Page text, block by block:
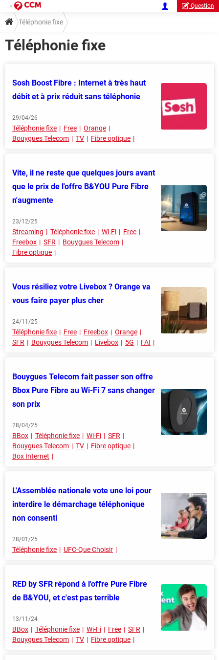
Question
Téléphonie fixe
Téléphonie fixe
Sosh Boost Fibre : Internet à très haut
débit et à prix réduit sans téléphonie
29/04/26
Téléphonie fixe Free
Orange
Bouygues Telecom
TV Fibre optique
Vite, il ne reste que quelques jours avant
que le prix de l'offre B&YOU Pure Fibre
n'augmente
23/12/25
Streaming Téléphonie fixe Wi-Fi
Free
Freebox
SFR
Bouygues Telecom
Fibre optique
Vous résiliez votre Livebox ? Orange va
vous faire payer plus cher
24/11/25
Téléphonie fixe Free Freebox
Orange
SFR
Bouygues Telecom Livebox 5G FAI
Bouygues Telecom fait passer son offre
Bbox Pure Fibre au Wi-Fi 7 sans changer
son prix
28/04/25
BBox Téléphonie fixe Wi-Fi
SFR
Bouygues Telecom
TV
Fibre optique
Box Internet
L'Assemblée nationale vote une loi pour
interdire le démarchage téléphonique
non consenti
28/01/25
Téléphonie fixe UFC-Que Choisir
RED by SFR répond à l'offre Pure Fibre
de B&YOU, et c'est pas terrible
13/11/24
BBox Téléphonie fixe Wi-Fi Free
SFR
Bouygues Telecom
TV Fibre optique